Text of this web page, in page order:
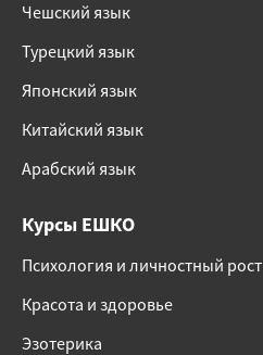
Чешский язык
Турецкий язык
Японский язык
Китайский язык
Арабский язык
Курсы ЕШКО
Психология и личностный рост
Красота и здоровье
Эзотерика